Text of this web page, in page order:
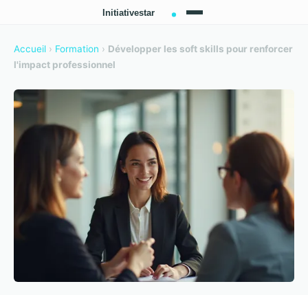
Accueil › Formation › Développer les soft skills pour renforcer
l'impact professionnel